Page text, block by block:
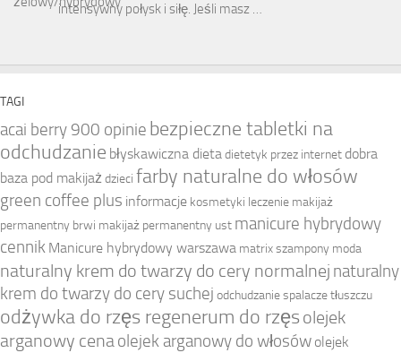
intensywny połysk i siłę. Jeśli masz …
TAGI
acai berry 900 opinie bezpieczne tabletki na
odchudzanie błyskawiczna dietadietetyk przez internet dobra
baza pod makijażdzieci farby naturalne do włosów
green coffee plus informacje kosmetyki leczenie makijaż
permanentny brwi makijaż permanentny ust manicure hybrydowy
cennik Manicure hybrydowy warszawa matrix szampony moda
naturalny krem do twarzy do cery normalnej naturalny
krem do twarzy do cery suchej odchudzanie spalacze tłuszczu
odżywka do rzęs regenerum do rzęs olejek
arganowy cenaolejek arganowy do włosów olejek